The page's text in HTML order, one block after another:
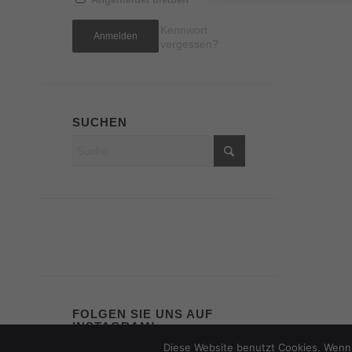
SUCHEN
FOLGEN SIE UNS AUF
INSTAGRAM!
Diese Website benutzt Cookies.